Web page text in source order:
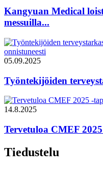
Kangyuan Medical
messuilla...
05.09.2025
Työntekijöiden
14.8.2025
Tervetuloa CMEF
Tiedustelu